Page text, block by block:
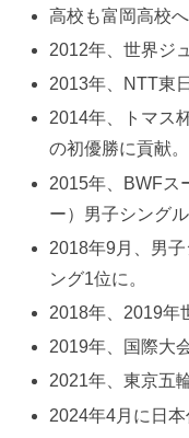
高校も富岡高校へ
2012年、世界ジ
2013年、NTT東
2014年、トマス
の初優勝に貢献。
2015年、BWFス
ー）男子シング
2018年9月、男
ング1位に。
2018年、2019年
2019年、国際大
2021年、東京五
2024年4月に日本